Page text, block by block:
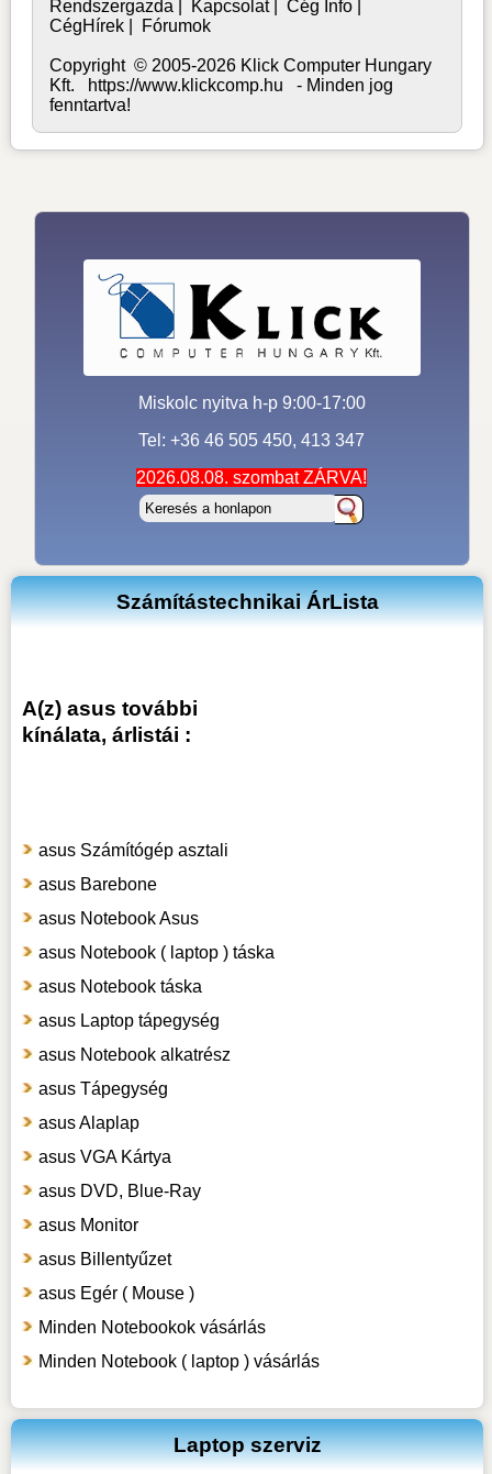
Rendszergazda Kapcsolat|Cég Info
CégHírek
Fórumok
Copyright © 2005-2026 Klick Computer Hungary
Kft. https://www.klickcomp.hu - Minden jog
fenntartva!
Miskolc nyitva h-p 9:00-17:00
Tel: +36 46 505 450, 413 347
2026.08.08. szombat ZÁRVA!
Számítástechnikai ÁrLista
A(z) asus további
kínálata, árlistái :
asus Számítógép asztali
asus Barebone
asus Notebook Asus
asus Notebook ( laptop ) táska
asus Notebook táska
asus Laptop tápegység
asus Notebook alkatrész
asus Tápegység
asus Alaplap
asus VGA Kártya
asus DVD, Blue-Ray
asus Monitor
asus Billentyűzet
asus Egér ( Mouse )
Minden Notebookok vásárlás
Minden Notebook ( laptop ) vásárlás
Laptop szerviz